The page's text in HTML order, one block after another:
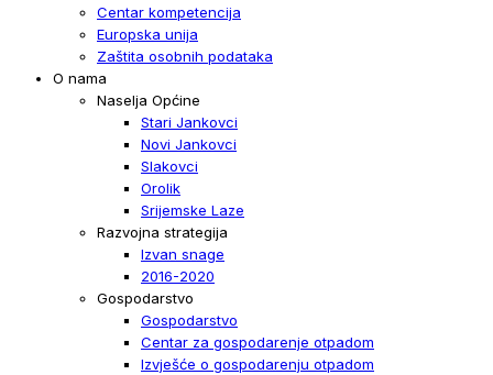
Centar kompetencija
Europska unija
Zaštita osobnih podataka
O nama
Naselja Općine
Stari Jankovci
Novi Jankovci
Slakovci
Orolik
Srijemske Laze
Razvojna strategija
Izvan snage
2016-2020
Gospodarstvo
Gospodarstvo
Centar za gospodarenje otpadom
Izvješće o gospodarenju otpadom